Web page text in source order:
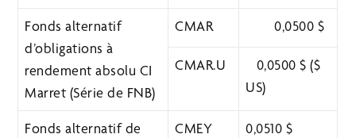
Fonds alternatif
d’obligations à
rendement absolu CI
Marret (Série de FNB)
CMAR 0,0500 $
CMAR.U
0,0500 $ ($
US)
Fonds alternatif de
CMEY 0,0510 $